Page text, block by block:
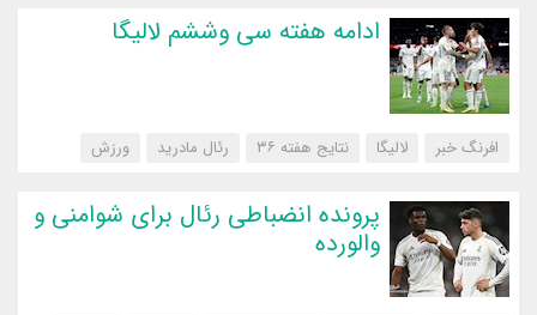
ادامه هفته سی وششم لالیگا
افرنگ خبر لالیگا نتایج هفته ۳۶ رئال مادرید ‌ورزش
پرونده انضباطی رئال برای شوامنی و
والورده